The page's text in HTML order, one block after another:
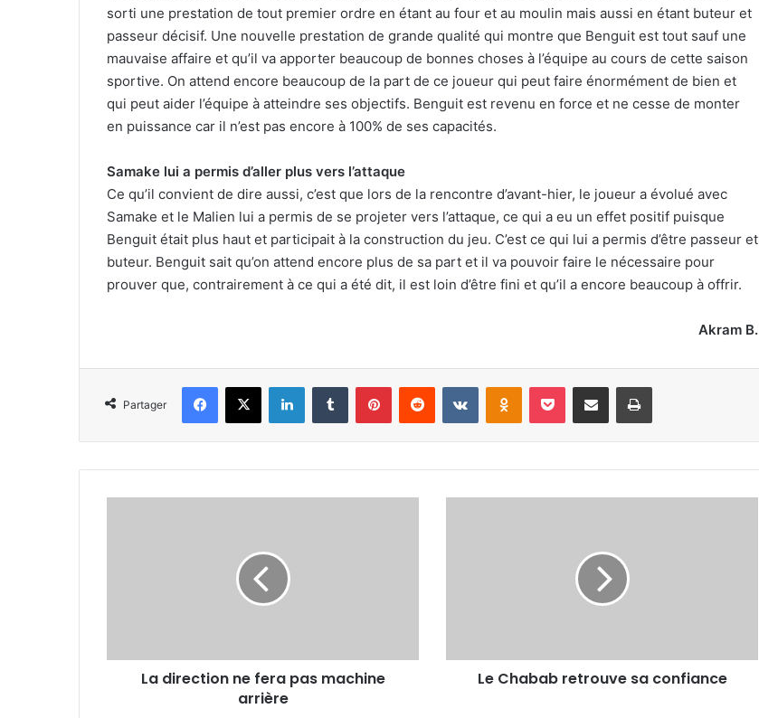
sorti une prestation de tout premier ordre en étant au four et au moulin mais aussi en étant buteur et
passeur décisif. Une nouvelle prestation de grande qualité qui montre que Benguit est tout sauf une
mauvaise affaire et qu’il va apporter beaucoup de bonnes choses à l’équipe au cours de cette saison
sportive. On attend encore beaucoup de la part de ce joueur qui peut faire énormément de bien et
qui peut aider l’équipe à atteindre ses objectifs. Benguit est revenu en force et ne cesse de monter
en puissance car il n’est pas encore à 100% de ses capacités.
Samake lui a permis d’aller plus vers l’attaque
Ce qu’il convient de dire aussi, c’est que lors de la rencontre d’avant-hier, le joueur a évolué avec
Samake et le Malien lui a permis de se projeter vers l’attaque, ce qui a eu un effet positif puisque
Benguit était plus haut et participait à la construction du jeu. C’est ce qui lui a permis d’être passeur et
buteur. Benguit sait qu’on attend encore plus de sa part et il va pouvoir faire le nécessaire pour
prouver que, contrairement à ce qui a été dit, il est loin d’être fini et qu’il a encore beaucoup à offrir.
Akram B.
Partager
Facebook
X LinkedinTumblr PinterestReddit VKontakteOdnoklassniki
Pocket Partager par email Imprimer
La direction ne fera pas machine
arrière
Le Chabab retrouve sa confiance